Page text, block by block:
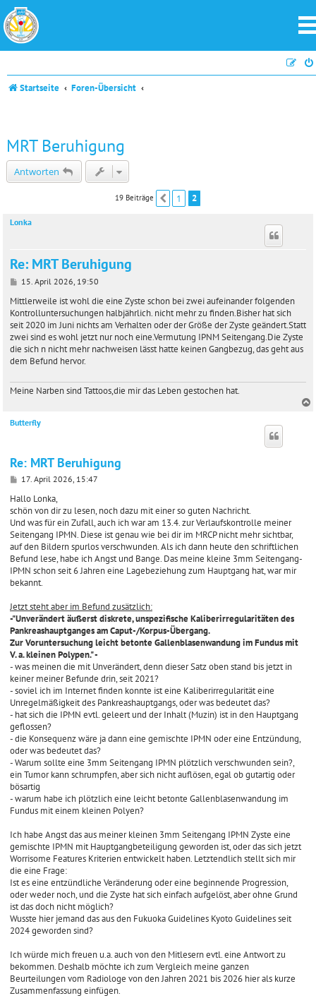
Startseite Foren-Übersicht
MRT Beruhigung
Antworten
19 Beiträge Vorherige
1 2
Lonka
Re: MRT Beruhigung
B
i
t
r
a
g
15. April 2026, 19:50
Mittlerweile ist wohl die eine Zyste schon bei zwei aufeinander folgenden
Kontrolluntersuchungen halbjährlich. nicht mehr zu finden.Bisher hat sich
seit 2020 im Juni nichts am Verhalten oder der Größe der Zyste geändert.Statt
zwei sind es wohl jetzt nur noch eine.Vermutung IPNM Seitengang.Die Zyste
die sich n nicht mehr nachweisen lässt hatte keinen Gangbezug, das geht aus
dem Befund hervor.
Meine Narben sind Tattoos,die mir das Leben gestochen hat.
Butterfly
Re: MRT Beruhigung
B
i
t
a
g
17. April 2026, 15:47
Hallo Lonka,
schön von dir zu lesen, noch dazu mit einer so guten Nachricht.
Und was für ein Zufall, auch ich war am 13.4. zur Verlaufskontrolle meiner
Seitengang IPMN. Diese ist genau wie bei dir im MRCP nicht mehr sichtbar,
auf den Bildern spurlos verschwunden. Als ich dann heute den schriftlichen
Befund lese, habe ich Angst und Bange. Das meine kleine 3mm Seitengang-
IPMN schon seit 6 Jahren eine Lagebeziehung zum Hauptgang hat, war mir
bekannt.
Jetzt steht aber im Befund zusätzlich:
-"Unverändert äußerst diskrete, unspezifische Kaliberirregularitäten des
Pankreashauptganges am Caput-/Korpus-Übergang.
Zur Voruntersuchung leicht betonte Gallenblasenwandung im Fundus mit
V. a. kleinen Polypen." -
- was meinen die mit Unverändert, denn dieser Satz oben stand bis jetzt in
keiner meiner Befunde drin, seit 2021?
- soviel ich im Internet finden konnte ist eine Kaliberirregularität eine
Unregelmäßigkeit des Pankreashauptgangs, oder was bedeutet das?
- hat sich die IPMN evtl. geleert und der Inhalt (Muzin) ist in den Hauptgang
geflossen?
- die Konsequenz wäre ja dann eine gemischte IPMN oder eine Entzündung,
oder was bedeutet das?
- Warum sollte eine 3mm Seitengang IPMN plötzlich verschwunden sein?,
ein Tumor kann schrumpfen, aber sich nicht auflösen, egal ob gutartig oder
bösartig
- warum habe ich plötzlich eine leicht betonte Gallenblasenwandung im
Fundus mit einem kleinen Polyen?
Ich habe Angst das aus meiner kleinen 3mm Seitengang IPMN Zyste eine
gemischte IPMN mit Hauptgangbeteiligung geworden ist, oder das sich jetzt
Worrisome Features Kriterien entwickelt haben. Letztendlich stellt sich mir
die eine Frage:
Ist es eine entzündliche Veränderung oder eine beginnende Progression,
oder weder noch, und die Zyste hat sich einfach aufgelöst, aber ohne Grund
ist das doch nicht möglich?
Wusste hier jemand das aus den Fukuoka Guidelines Kyoto Guidelines seit
2024 geworden sind?
Ich würde mich freuen u.a. auch von den Mitlesern evtl. eine Antwort zu
bekommen. Deshalb möchte ich zum Vergleich meine ganzen
Beurteilungen vom Radiologe von den Jahren 2021 bis 2026 hier als kurze
Zusammenfassung einfügen.